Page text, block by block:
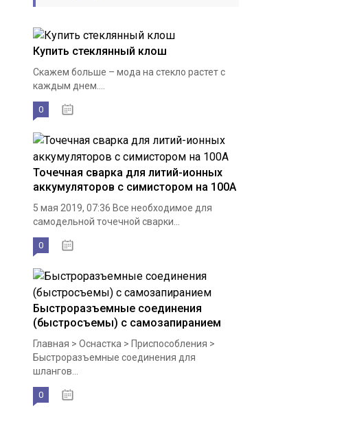
Купить стеклянный клош
Скажем больше – мода на стекло растет с
каждым днем....
0
Точечная сварка для литий-ионных
аккумуляторов с симистором на 100А
5 мая 2019, 07:36 Все необходимое для
самодельной точечной сварки...
0
Быстроразъемные соединения
(быстросъемы) с самозапиранием
Главная > Оснастка > Приспособления >
Быстроразъемные соединения для
шлангов...
0